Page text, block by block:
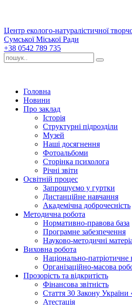
Центр еколого-натуралістичної
Сумської Міської Ради
+38 0542 789 735
Головна
Новини
Про заклад
Історія
Структурні підрозділи
Музей
Наші досягнення
Фотоальбоми
Сторінка психолога
Річні звіти
Освітній процес
Запрошуємо у гуртки
Дистанційне навчання
Академічна доброчесність
Методична робота
Нормативно-правова база
Програмне забезпечення
Науково-методичні
Виховна робота
Національно-патріотичне
Організаційно-масова
Прозорість та відкритість
Фінансова звітність
Стаття 30 Закону України
Атестація